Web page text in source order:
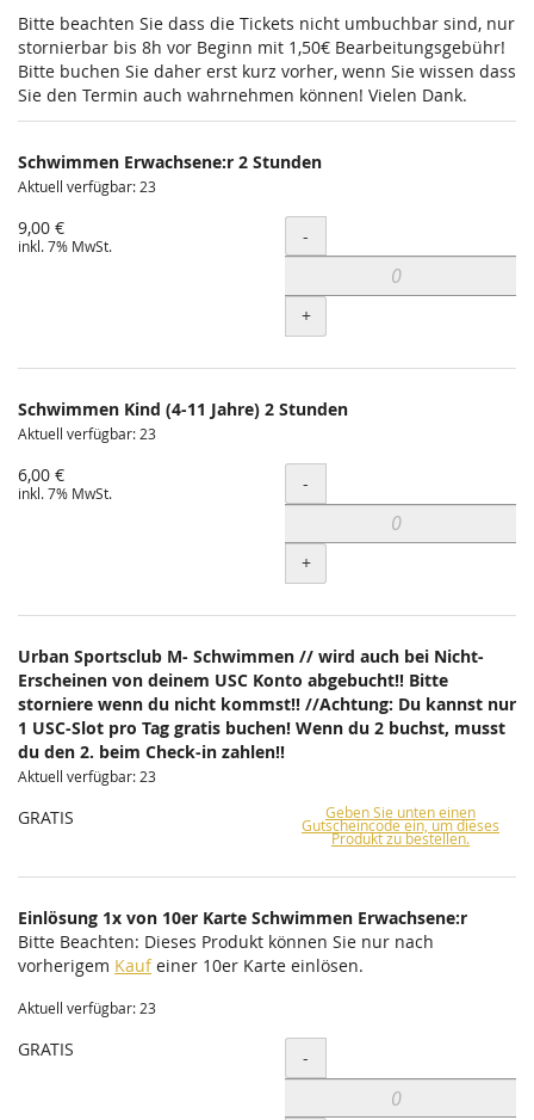
Bitte beachten Sie dass die Tickets nicht umbuchbar sind, nur
stornierbar bis 8h vor Beginn mit 1,50€ Bearbeitungsgebühr!
Bitte buchen Sie daher erst kurz vorher, wenn Sie wissen dass
Sie den Termin auch wahrnehmen können! Vielen Dank.
Schwimmen Erwachsene:r 2 Stunden
Aktuell verfügbar: 23
9,00 €
inkl. 7% MwSt. Menge
-
+
Schwimmen Kind (4-11 Jahre) 2 Stunden
Aktuell verfügbar: 23
6,00 €
inkl. 7% MwSt. Menge
-
+
Urban Sportsclub M- Schwimmen // wird auch bei Nicht-
Erscheinen von deinem USC Konto abgebucht!! Bitte
storniere wenn du nicht kommst!! //Achtung: Du kannst nur
1 USC-Slot pro Tag gratis buchen! Wenn du 2 buchst, musst
du den 2. beim Check-in zahlen!!
Aktuell verfügbar: 23
GRATIS Geben Sie unten einen
Gutscheincode ein, um dieses
Produkt zu bestellen.
Einlösung 1x von 10er Karte Schwimmen Erwachsene:r
Bitte Beachten: Dieses Produkt können Sie nur nach
vorherigem Kaufeiner 10er Karte einlösen.
Aktuell verfügbar: 23
GRATIS Menge
-